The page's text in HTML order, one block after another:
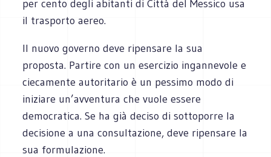
per cento degli abitanti di Città del Messico usa
il trasporto aereo.
Il nuovo governo deve ripensare la sua
proposta. Partire con un esercizio ingannevole e
ciecamente autoritario è un pessimo modo di
iniziare un’avventura che vuole essere
democratica. Se ha già deciso di sottoporre la
decisione a una consultazione, deve ripensare la
sua formulazione.